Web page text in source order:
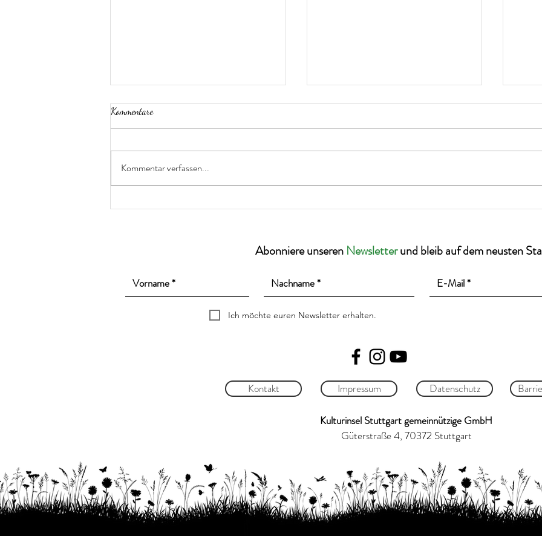
Zwischen Hoffnung und Sorge
Kommentare
Kommentar verfassen...
Abonniere unseren Newsletterund bleib auf dem neusten
Ich möchte euren Newsletter erhalten.
Kontakt Impressum Datenschutz
Kulturinsel Stuttgart gemeinnützige GmbH
Güterstraße 4, 70372 Stuttgart